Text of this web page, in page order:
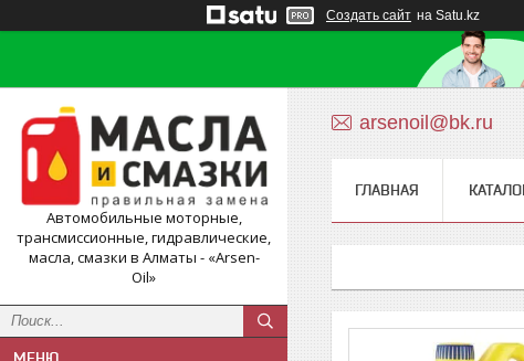
Создать сайт на Satu.kz
Автомобильные моторные,
трансмиссионные, гидравлические,
масла, смазки в Алматы - «Arsen-
Oil»
arsenoil@bk.ru
ГЛАВНАЯ